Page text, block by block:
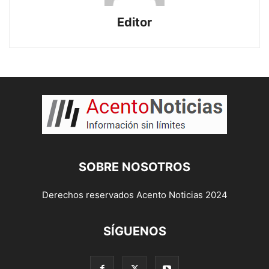
Editor
SOBRE NOSOTROS
Derechos reservados Acento Noticias 2024
SÍGUENOS